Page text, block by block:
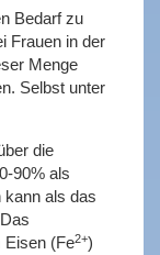
Bedarf zu
Frauen in der
Menge
Selbst unter
die
90% als
kann als das
Eisen (Fe2+)